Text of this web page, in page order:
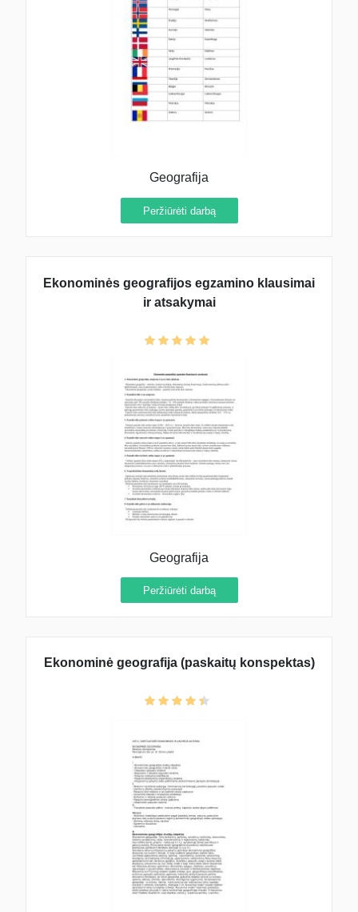
Geografija
Peržiūrėti darbą
Ekonominės geografijos egzamino klausimai
ir atsakymai
Geografija
Peržiūrėti darbą
Ekonominė geografija (paskaitų konspektas)